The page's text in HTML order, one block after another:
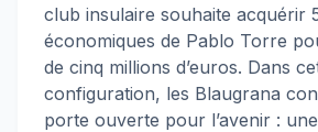
club insulaire souhaite acquérir
économiques de Pablo Torre
de cinq millions d’euros. Dans
configuration, les Blaugrana
porte ouverte pour l’avenir :